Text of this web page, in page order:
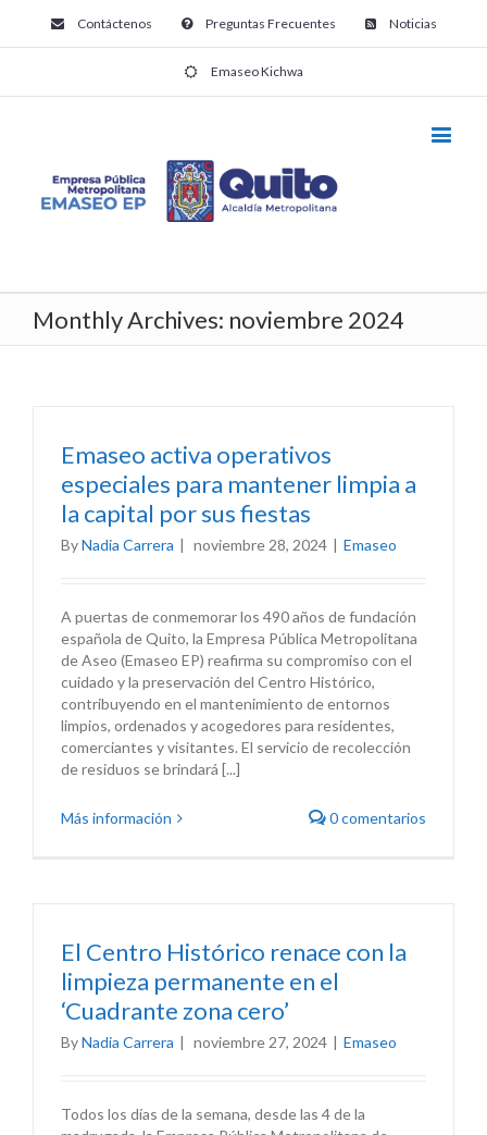
Contáctenos Preguntas Frecuentes Noticias
Emaseo Kichwa
Monthly Archives: noviembre 2024
Emaseo activa operativos
especiales para mantener limpia a
la capital por sus fiestas
ByNadia Carrera | noviembre 28, 2024 | Emaseo
A puertas de conmemorar los 490 años de fundación
española de Quito, la Empresa Pública Metropolitana
de Aseo (Emaseo EP) reafirma su compromiso con el
cuidado y la preservación del Centro Histórico,
contribuyendo en el mantenimiento de entornos
limpios, ordenados y acogedores para residentes,
comerciantes y visitantes. El servicio de recolección
de residuos se brindará [...]
Más información 0 comentarios
El Centro Histórico renace con la
limpieza permanente en el
‘Cuadrante zona cero’
ByNadia Carrera | noviembre 27, 2024 | Emaseo
Todos los días de la semana, desde las 4 de la